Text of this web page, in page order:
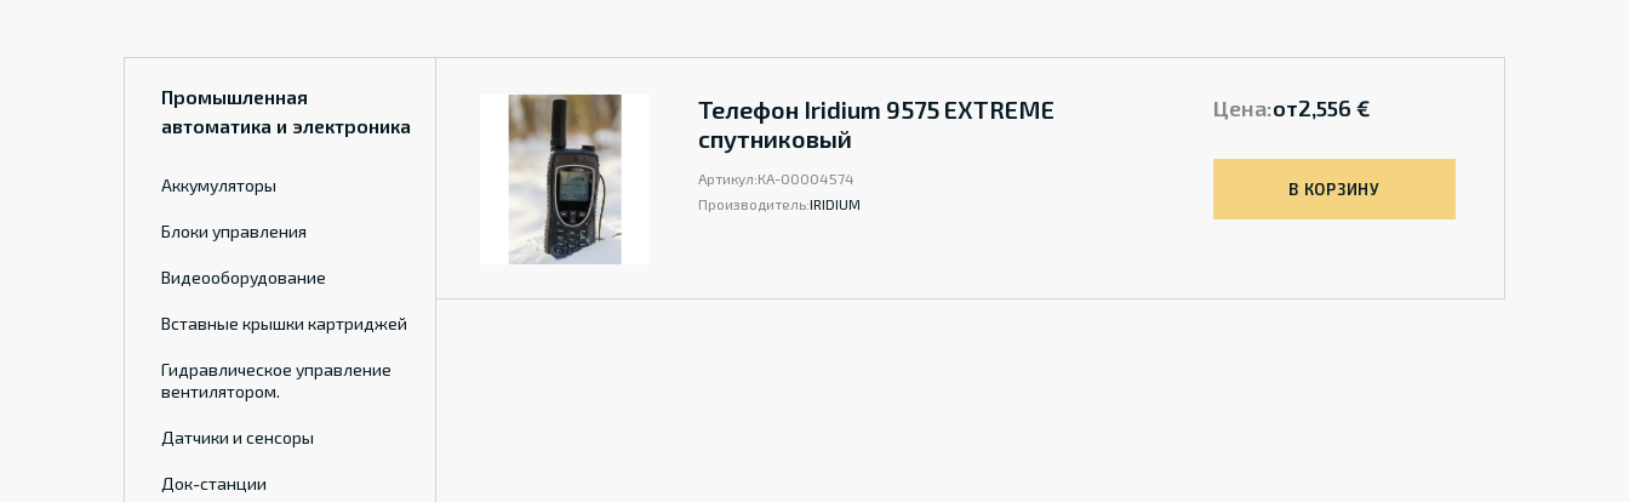
Промышленная
автоматика и электроника
Аккумуляторы
Блоки управления
Видеооборудование
Вставные крышки картриджей
Гидравлическое управление
вентилятором.
Датчики и сенсоры
Док-станции
Телефон Iridium 9575 EXTREME
спутниковый
Артикул:КА-00004574
Производитель:IRIDIUM
Цена:от2,556 €
В КОРЗИНУ